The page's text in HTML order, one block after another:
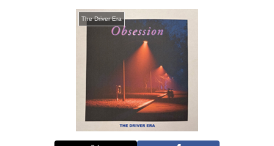
The Driver Era